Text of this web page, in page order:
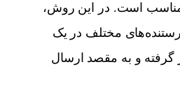
مناسب است. در این روش،
مختلف در یک
گرفته و به مقصد ارسال